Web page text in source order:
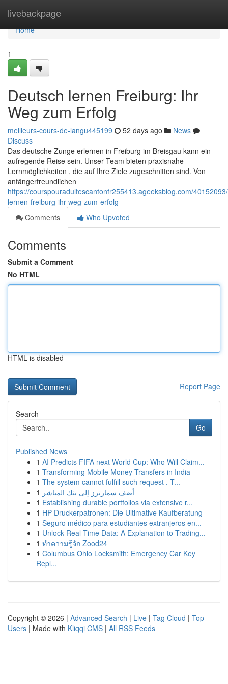
livebackpage
Home
Home
1
Deutsch lernen Freiburg: Ihr
Weg zum Erfolg
meilleurs-cours-de-langu445199 52 days ago
News
Discuss
Das deutsche Zunge erlernen in Freiburg im Breisgau kann ein
aufregende Reise sein. Unser Team bieten praxisnahe
Lernmöglichkeiten , die auf Ihre Ziele zugeschnitten sind. Von
anfängerfreundlichen
https://courspouradultescantonfr255413.ageeksblog.com/
lernen-freiburg-ihr-weg-zum-erfolg
Comments
Who Upvoted
Comments
Submit a Comment
No HTML
HTML is disabled
Report Page
Search
Go
Published News
1 AI Predicts FIFA next World Cup: Who Will Claim...
1 Transforming Mobile Money Transfers in India
1 The system cannot fulfill such request . T...
1 أضف سمارترز إلى بثك المباشر
1 Establishing durable portfolios via extensive r...
1 HP Druckerpatronen: Die Ultimative Kaufberatung
1 Seguro médico para estudiantes extranjeros en...
1 Unlock Real-Time Data: A Explanation to Trading...
1 ทำความรู้จัก Zood24
1 Columbus Ohio Locksmith: Emergency Car Key
Repl...
Copyright © 2026 | Advanced Search | Live | Tag Cloud | Top
Users | Made with Kliqqi CMS | All RSS Feeds